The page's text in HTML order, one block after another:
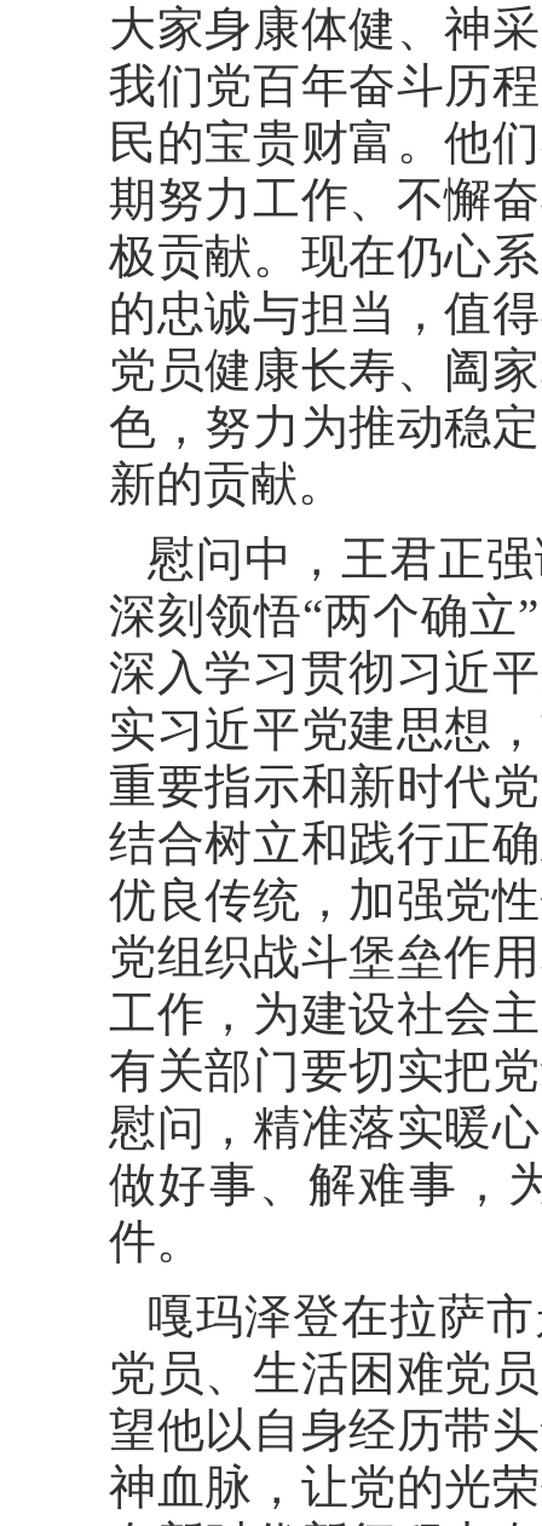
大家身康体健、神
我们党百年奋斗历
民的宝贵财富。他
期努力工作、不懈
极贡献。现在仍心
的忠诚与担当，值
党员健康长寿、阖
色，努力为推动稳
新的贡献。
慰问中，王君正
深刻领悟“两个确立
深入学习贯彻习近
实习近平党建思想
重要指示和新时代
结合树立和践行正
优良传统，加强党
党组织战斗堡垒作
工作，为建设社会
有关部门要切实把
慰问，精准落实暖
做好事、解难事，
件。
嘎玛泽登在拉萨
党员、生活困难党
望他以自身经历带
神血脉，让党的光